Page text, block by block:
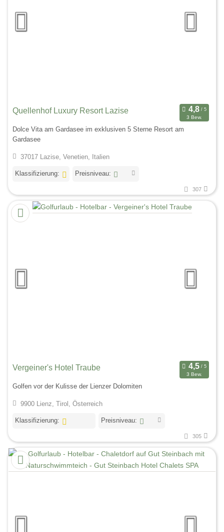
Quellenhof Luxury Resort Lazise
3 Bew.
Dolce Vita am Gardasee im exklusiven 5 Sterne Resort am
Gardasee
37017 Lazise, Venetien, Italien
Klassifizierung: Preisniveau:
307
Vergeiner's Hotel Traube
3 Bew.
Golfen vor der Kulisse der Lienzer Dolomiten
9900 Lienz, Tirol, Österreich
Klassifizierung: Preisniveau:
305